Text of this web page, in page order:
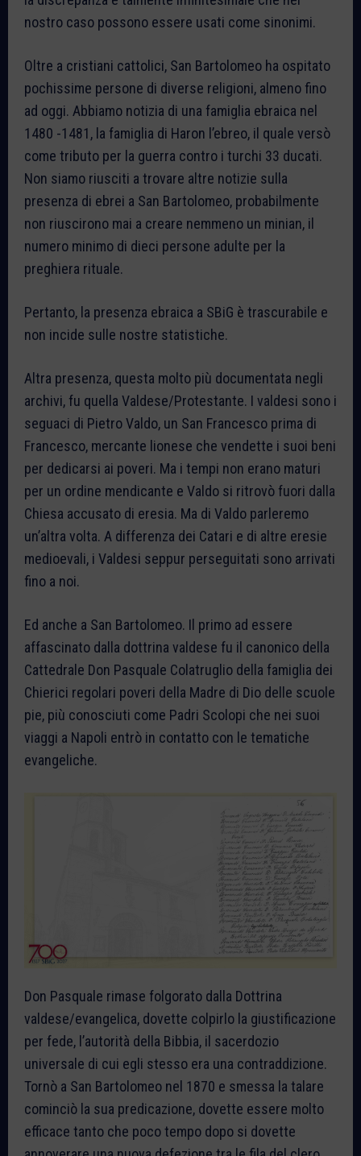
nostro caso possono essere usati come sinonimi.
Oltre a cristiani cattolici, San Bartolomeo ha ospitato
pochissime persone di diverse religioni, almeno fino
ad oggi. Abbiamo notizia di una famiglia ebraica nel
1480 -1481, la famiglia di Haron l’ebreo, il quale versò
come tributo per la guerra contro i turchi 33 ducati.
Non siamo riusciti a trovare altre notizie sulla
presenza di ebrei a San Bartolomeo, probabilmente
non riuscirono mai a creare nemmeno un minian, il
numero minimo di dieci persone adulte per la
preghiera rituale.
Pertanto, la presenza ebraica a SBiG è trascurabile e
non incide sulle nostre statistiche.
Altra presenza, questa molto più documentata negli
archivi, fu quella Valdese/Protestante. I valdesi sono i
seguaci di Pietro Valdo, un San Francesco prima di
Francesco, mercante lionese che vendette i suoi beni
per dedicarsi ai poveri. Ma i tempi non erano maturi
per un ordine mendicante e Valdo si ritrovò fuori dalla
Chiesa accusato di eresia. Ma di Valdo parleremo
un’altra volta. A differenza dei Catari e di altre eresie
medioevali, i Valdesi seppur perseguitati sono arrivati
fino a noi.
Ed anche a San Bartolomeo. Il primo ad essere
affascinato dalla dottrina valdese fu il canonico della
Cattedrale Don Pasquale Colatruglio della famiglia dei
Chierici regolari poveri della Madre di Dio delle scuole
pie, più conosciuti come Padri Scolopi che nei suoi
viaggi a Napoli entrò in contatto con le tematiche
evangeliche.
Don Pasquale rimase folgorato dalla Dottrina
valdese/evangelica, dovette colpirlo la giustificazione
per fede, l’autorità della Bibbia, il sacerdozio
universale di cui egli stesso era una contraddizione.
Tornò a San Bartolomeo nel 1870 e smessa la talare
cominciò la sua predicazione, dovette essere molto
efficace tanto che poco tempo dopo si dovette